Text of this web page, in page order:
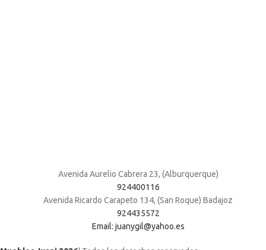
Avenida Aurelio Cabrera 23, (Alburquerque)
924400116
Avenida Ricardo Carapeto 134, (San Roque) Badajoz
924435572
Email: juanygil@yahoo.es